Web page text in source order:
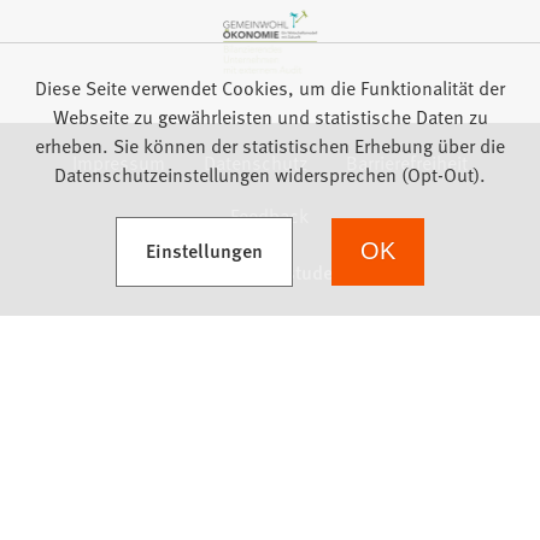
Impressum Datenschutz
Barrierefreiheit
Feedback
Diese Seite verwendet Cookies, um die Funktionalität der
Webseite zu gewährleisten und statistische Daten zu
erheben. Sie können der statistischen Erhebung über die
Datenschutzeinstellungen widersprechen (Opt-Out).
Einstellungen
(Öffnet in einem neuen Tab) OK